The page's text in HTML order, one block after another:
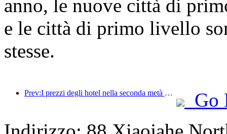
anno, le nuove città di
e le città di primo livello
stesse.
Prev:I prezzi degli hotel nella seconda metà della Giornata Nazionale sono ai minimi festivi
Go